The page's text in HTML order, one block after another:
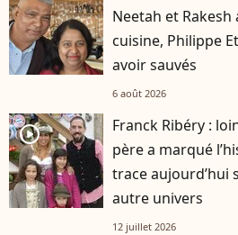
Neetah et
cuisine, Philippe
avoir sauvés
6 août 2026
player2
Franck Ribéry :
père a marqué
trace aujourd’hui
autre univers
12 juillet 2026